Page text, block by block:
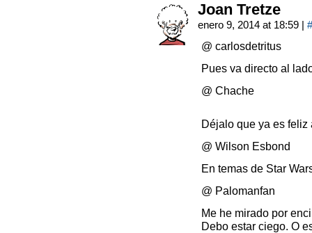
Joan Tretze
enero 9, 2014 at 18:59 | #
@ carlosdetritus
Pues va directo al
@ Chache
Déjalo que ya es
@ Wilson Esbond
En temas de Star
@ Palomanfan
Me he mirado por
Debo estar ciego. O